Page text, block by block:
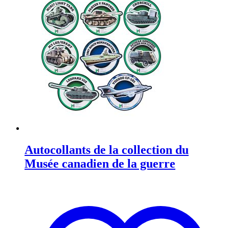
Autocollants de la collection du
Musée canadien de la guerre